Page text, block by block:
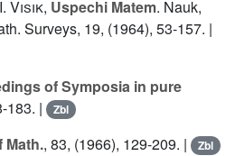
Visik, Uspechi Matem. Nauk,
Surveys, 19, (1964), 53-157. |
of Symposia in pure
183. | Zbl
Math., 83, (1966), 129-209. | Zbl